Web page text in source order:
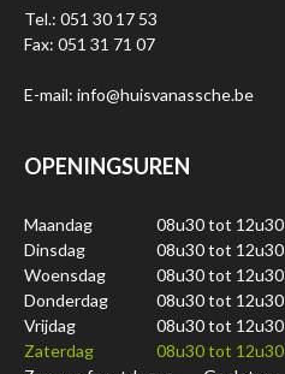
Tel.: 051 30 17 53
Fax: 051 31 71 07
E-mail: info@huisvanassche.be
OPENINGSUREN
Maandag 08u30 tot 12u30
Dinsdag
08u30 tot 12u30
Woensdag
08u30 tot 12u30
Donderdag
08u30 tot 12u30
Vrijdag
08u30 tot 12u30
Zaterdag
08u30 tot 12u30